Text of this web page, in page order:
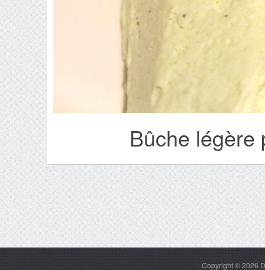
Bûche légère
Copyright © 2026